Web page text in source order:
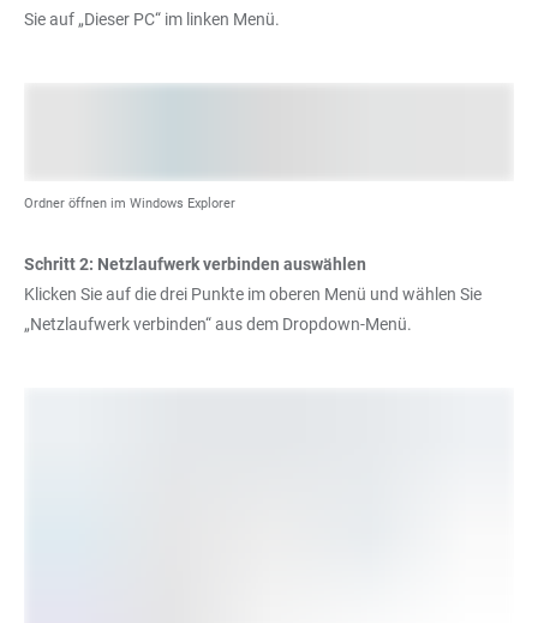
Sie auf „Dieser PC“ im linken Menü.
Ordner öffnen im Windows Explorer
Schritt 2: Netzlaufwerk verbinden auswählen
Klicken Sie auf die drei Punkte im oberen Menü und wählen Sie
„Netzlaufwerk verbinden“ aus dem Dropdown-Menü.